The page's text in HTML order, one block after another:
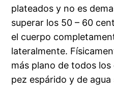
plateados y no es
superar los 50 – 60
el cuerpo
lateralmente.
más plano de todos los
pez espárido y de agua